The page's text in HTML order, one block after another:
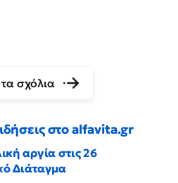
τα σχόλια
στο alfavita.gr
αργία στις 26
Διάταγμα